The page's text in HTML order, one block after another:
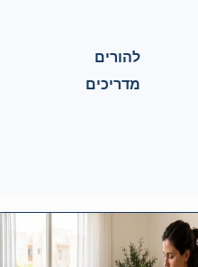
להורים
מדריכים